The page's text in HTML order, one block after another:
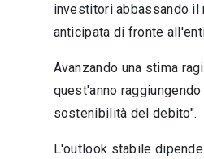
investitori abbassando il
anticipata di fronte
Avanzando una stima
quest'anno
sostenibilità del debito".
L'outlook stabile